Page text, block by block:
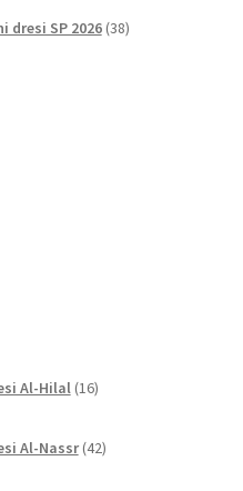
dresi SP 2026 38izdelkov
Al-Hilal 16izdelkov
Al-Nassr 42izdelkov